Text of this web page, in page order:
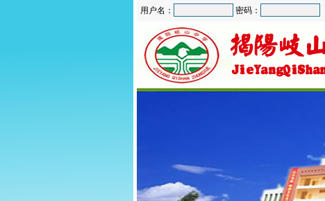
用户名： 密码：